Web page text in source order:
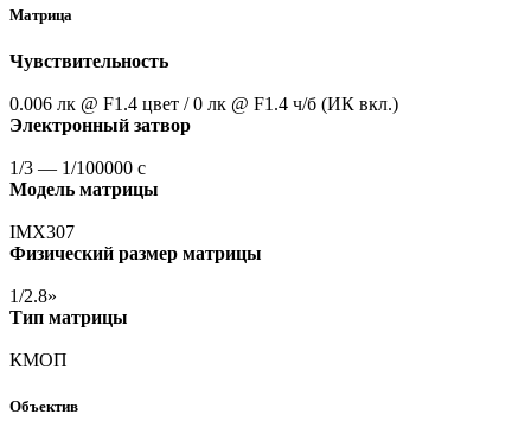
Матрица
Чувствительность
0.006 лк @ F1.4 цвет / 0 лк @ F1.4 ч/б (ИК вкл.)
Электронный затвор
1/3 — 1/100000 с
Модель матрицы
IMX307
Физический размер матрицы
1/2.8»
Тип матрицы
КМОП
Объектив